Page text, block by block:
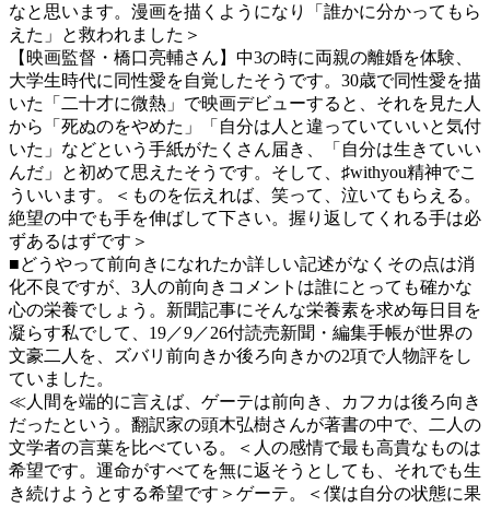
なと思います。漫画を描くようになり「誰かに分かってもら
えた」と救われました＞
【映画監督・橋口亮輔さん】中3の時に両親の離婚を体験、
大学生時代に同性愛を自覚したそうです。30歳で同性愛を描
いた「二十才に微熱」で映画デビューすると、それを見た人
から「死ぬのをやめた」「自分は人と違っていていいと気付
いた」などという手紙がたくさん届き、「自分は生きていい
んだ」と初めて思えたそうです。そして、♯withyou精神でこ
ういいます。＜ものを伝えれば、笑って、泣いてもらえる。
絶望の中でも手を伸ばして下さい。握り返してくれる手は必
ずあるはずです＞
■どうやって前向きになれたか詳しい記述がなくその点は消
化不良ですが、3人の前向きコメントは誰にとっても確かな
心の栄養でしょう。新聞記事にそんな栄養素を求め毎日目を
凝らす私でして、19／9／26付読売新聞・編集手帳が世界の
文豪二人を、ズバリ前向きか後ろ向きかの2項で人物評をし
ていました。
≪人間を端的に言えば、ゲーテは前向き、カフカは後ろ向き
だったという。翻訳家の頭木弘樹さんが著書の中で、二人の
文学者の言葉を比べている。＜人の感情で最も高貴なものは
希望です。運命がすべてを無に返そうとしても、それでも生
き続けようとする希望です＞ゲーテ。＜僕は自分の状態に果